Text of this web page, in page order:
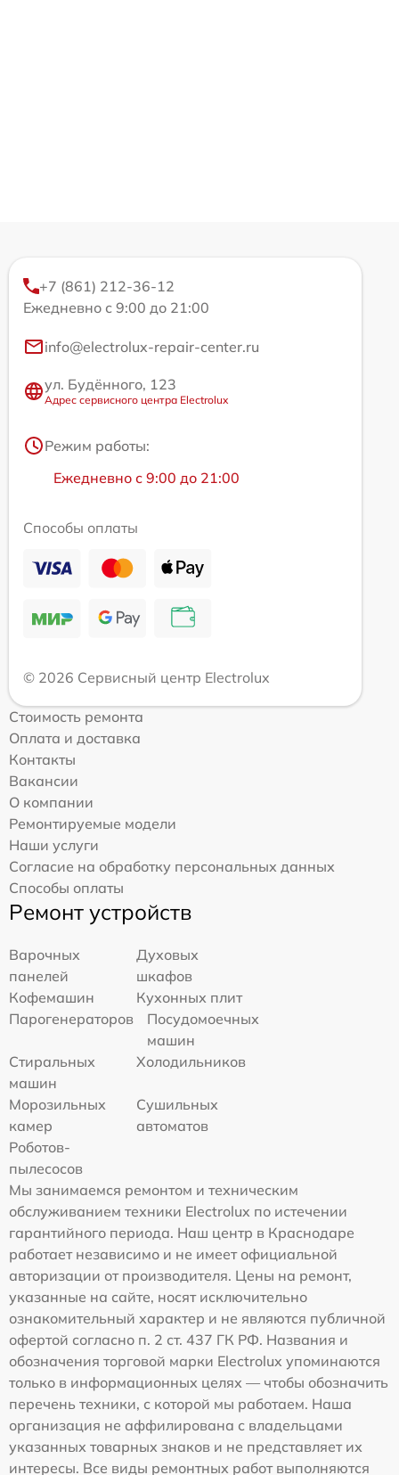
+7 (861) 212-36-12
Ежедневно с 9:00 до 21:00
info@electrolux-repair-center.ru
ул. Будённого, 123
Адрес сервисного центра Electrolux
Режим работы:
Ежедневно с 9:00 до 21:00
Способы оплаты
© 2026 Сервисный центр Electrolux
Стоимость ремонта
Оплата и доставка
Контакты
Вакансии
О компании
Ремонтируемые модели
Наши услуги
Согласие на обработку персональных данных
Способы оплаты
Ремонт устройств
Варочных
панелей
Духовых
шкафов
Кофемашин
Кухонных плит
Парогенераторов
Посудомоечных
машин
Стиральных
машин
Холодильников
Морозильных
камер
Сушильных
автоматов
Роботов-
пылесосов
Мы занимаемся ремонтом и техническим
обслуживанием техники Electrolux по истечении
гарантийного периода. Наш центр в Краснодаре
работает независимо и не имеет официальной
авторизации от производителя. Цены на ремонт,
указанные на сайте, носят исключительно
ознакомительный характер и не являются публичной
офертой согласно п. 2 ст. 437 ГК РФ. Названия и
обозначения торговой марки Electrolux упоминаются
только в информационных целях — чтобы обозначить
перечень техники, с которой мы работаем. Наша
организация не аффилирована с владельцами
указанных товарных знаков и не представляет их
интересы. Все виды ремонтных работ выполняются